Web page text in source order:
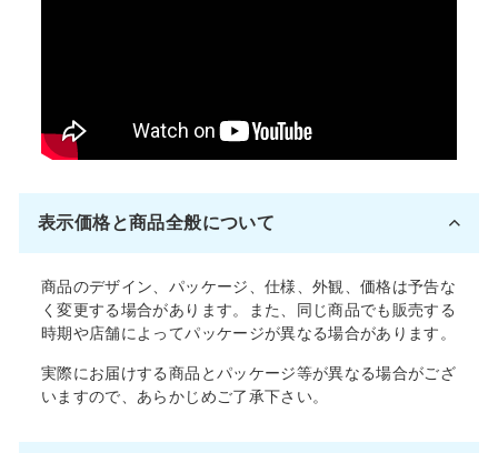
表示価格と商品全般について
商品のデザイン、パッケージ、仕様、外観、価格は予告な
く変更する場合があります。また、同じ商品でも販売する
時期や店舗によってパッケージが異なる場合があります。
実際にお届けする商品とパッケージ等が異なる場合がござ
いますので、あらかじめご了承下さい。